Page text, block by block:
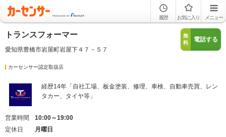
履歴 お気に入り メニュー
トランスフォーマー
愛知県豊橋市岩屋町岩屋下４７－５７
無
料
電話する
カーセンサー認定取扱店
経歴14年「自社工場、板金塗装、修理、車検、自動車売買、レン
タカー、タイヤ等」
営業時間
10:00～19:00
定休日
月曜日